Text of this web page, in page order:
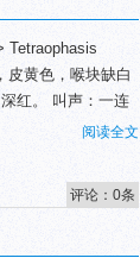
Tetraophasis
皮黄色，喉块缺白
红。 叫声：一连
阅读全文
评论：0条